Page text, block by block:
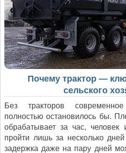
Почему трактор —
сельского
Без тракторов
полностью остановилось бы.
обрабатывает за час,
пройти лишь за несколько
задержка даже на пару дней